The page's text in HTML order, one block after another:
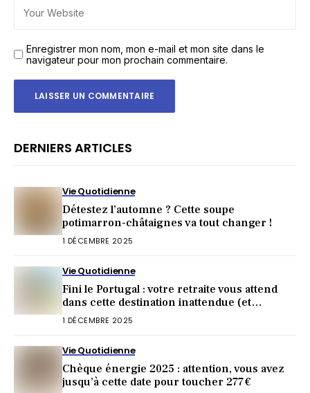
Enregistrer mon nom, mon e-mail et mon site dans le
navigateur pour mon prochain commentaire.
DERNIERS ARTICLES
Vie Quotidienne
Détestez l’automne ? Cette soupe
potimarron-châtaignes va tout changer !
1 DÉCEMBRE 2025
Vie Quotidienne
Fini le Portugal : votre retraite vous attend
dans cette destination inattendue (et
irrésistible) !
1 DÉCEMBRE 2025
Vie Quotidienne
Chèque énergie 2025 : attention, vous avez
jusqu’à cette date pour toucher 277 €